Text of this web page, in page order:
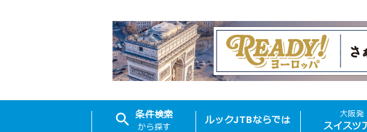
条件検索
から探す
ルックJTBならでは
大阪発
スイスツ